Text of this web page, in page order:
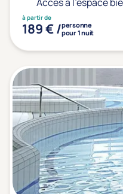
Offres spéciales
Vente Flash &
Offres spéciales
Distance de chez
Établissements
Km
à partir de
189 € /personne
pour 1 nuit